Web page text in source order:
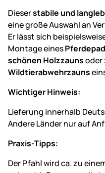
Dieserstabile und
eine große Auswahl an
Er lässt sich
Montage eines
schönen Holzzaunsoder
Wildtierabwehrzauns
Wichtiger Hinweis:
Lieferung innerhalb
Andere Länder nur auf
Praxis-Tipps:
Der Pfahl wird ca. zu